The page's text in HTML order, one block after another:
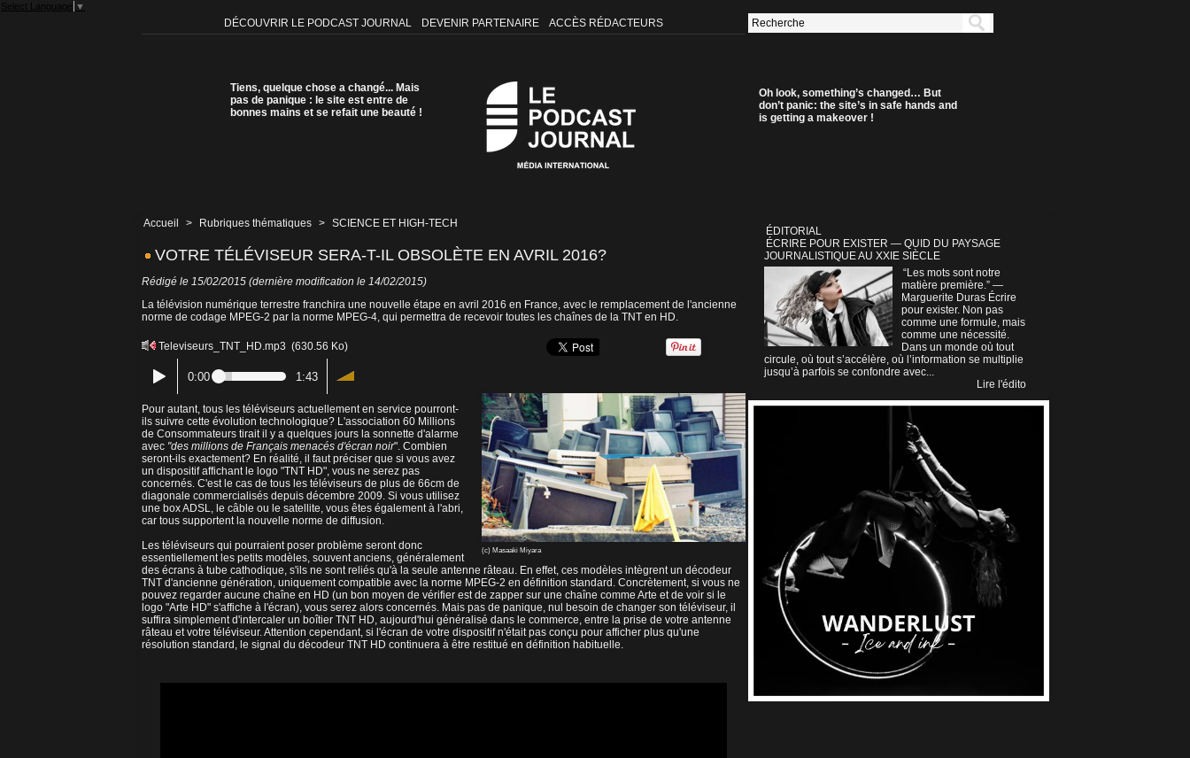
Select Language ▼
DÉCOUVRIR LE PODCAST JOURNAL DEVENIR PARTENAIRE ACCÈS RÉDACTEURS
Tiens, quelque chose a changé... Mais
pas de panique : le site est entre de
bonnes mains et se refait une beauté !
Oh look, something’s changed… But
don’t panic: the site’s in safe hands and
is getting a makeover !
Accueil > Rubriques thématiques > SCIENCE ET HIGH-TECH
VOTRE TÉLÉVISEUR SERA-T-IL OBSOLÈTE EN AVRIL 2016?
Rédigé le 15/02/2015 (dernière modification le 14/02/2015)
La télévision numérique terrestre franchira une nouvelle étape en avril 2016 en France, avec le remplacement de l'ancienne
norme de codage MPEG-2 par la norme MPEG-4, qui permettra de recevoir toutes les chaînes de la TNT en HD.
(c) Masaaki Miyara
Televiseurs_TNT_HD.mp3 (630.56 Ko)
0:00 1:43
Pour autant, tous les téléviseurs actuellement en service pourront-
ils suivre cette évolution technologique? L'association 60 Millions
de Consommateurs tirait il y a quelques jours la sonnette d'alarme
avec "des millions de Français menacés d'écran noir". Combien
seront-ils exactement? En réalité, il faut préciser que si vous avez
un dispositif affichant le logo "TNT HD", vous ne serez pas
concernés. C'est le cas de tous les téléviseurs de plus de 66cm de
diagonale commercialisés depuis décembre 2009. Si vous utilisez
une box ADSL, le câble ou le satellite, vous êtes également à l'abri,
car tous supportent la nouvelle norme de diffusion.
Les téléviseurs qui pourraient poser problème seront donc
essentiellement les petits modèles, souvent anciens, généralement
des écrans à tube cathodique, s'ils ne sont reliés qu'à la seule antenne râteau. En effet, ces modèles intègrent un décodeur
TNT d'ancienne génération, uniquement compatible avec la norme MPEG-2 en définition standard. Concrètement, si vous ne
pouvez regarder aucune chaîne en HD (un bon moyen de vérifier est de zapper sur une chaîne comme Arte et de voir si le
logo "Arte HD" s'affiche à l'écran), vous serez alors concernés. Mais pas de panique, nul besoin de changer son téléviseur, il
suffira simplement d'intercaler un boîtier TNT HD, aujourd'hui généralisé dans le commerce, entre la prise de votre antenne
râteau et votre téléviseur. Attention cependant, si l'écran de votre dispositif n'était pas conçu pour afficher plus qu'une
résolution standard, le signal du décodeur TNT HD continuera à être restitué en définition habituelle.
ÉDITORIAL
ÉCRIRE POUR EXISTER — QUID DU PAYSAGE
JOURNALISTIQUE AU XXIE SIÈCLE
“Les mots sont notre
matière première.” —
Marguerite Duras Écrire
pour exister. Non pas
comme une formule, mais
comme une nécessité.
Dans un monde où tout
circule, où tout s’accélère, où l’information se multiplie
jusqu’à parfois se confondre avec...
Lire l'édito